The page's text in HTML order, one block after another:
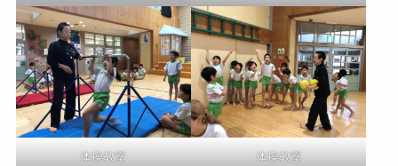
体操教室 体操教室